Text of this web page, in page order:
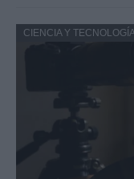
CIENCIA Y TECNOLOGÍA